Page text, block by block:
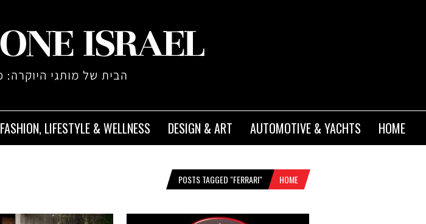
HOME
AUTOMOTIVE & YACHTS
DESIGN & ART
FASHION, LIFESTYLE & WELLNESS
HOME
POSTS TAGGED "FERRARI"